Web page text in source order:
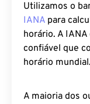
Utilizamos o
IANA para
horário. A
confiável que
horário mundial.
A maioria dos